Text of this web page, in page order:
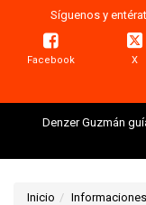
Síguenos y
Facebook X
Denzer Guzmán
Inicio Informaciones